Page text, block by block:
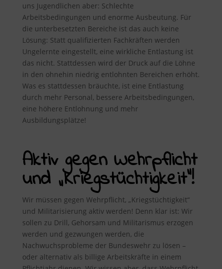
uns Jugendlichen aber: Schlechte
Arbeitsbedingungen und enorme Ausbeutung. Für
die unterbesetzten Bereiche ist das auch keine
Lösung: Statt qualifizierten Fachkräften werden
Ungelernte eingestellt, eine wirkliche Entlastung ist
das nicht. Stattdessen wird der Druck auf die Löhne
in den ohnehin niedrig entlohnten Bereichen erhöht.
Was es stattdessen bräuchte, ist eine Entlastung
durch mehr Personal, bessere Arbeitsbedingungen,
eine höhere Entlohnung und mehr
Ausbildungsplätze!
Aktiv gegen Wehrpflicht
und „Kriegstüchtigkeit“!
Wir müssen gegen Wehrpflicht, „Kriegstüchtigkeit“
und Militarisierung aktiv werden! Denn klar ist: Wir
sollen zu Drill, Gehorsam und Militarismus erzogen
werden und gezwungen werden, die
Nachwuchsprobleme der Bundeswehr zu lösen –
oder alternativ als billige Arbeitskräfte in einem